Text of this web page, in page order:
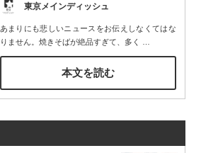
東京メインディッシュ
あまりにも悲しいニュースをお伝えしなくてはな
りません。焼きそばが絶品すぎて、多く
本文を読む